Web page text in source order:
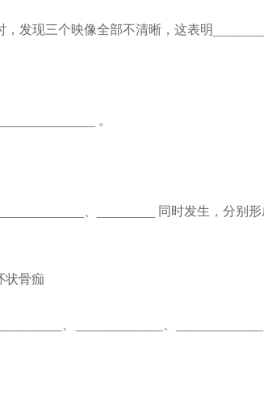
发现三个映像全部不清晰，这表明
。
、________ 同时发生，分别
状骨痂
、____________、